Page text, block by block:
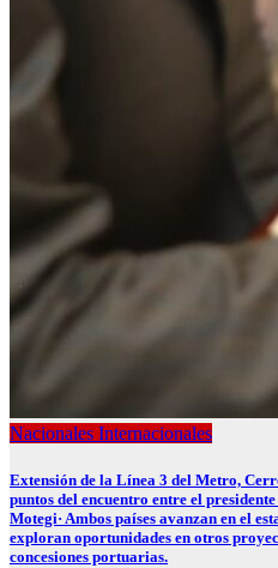
Nacionales Internacionales
Extensión de la Línea 3 del Metro,
puntos del encuentro entre el
Motegi· Ambos países avanzan en el
exploran oportunidades en otros
concesiones portuarias.